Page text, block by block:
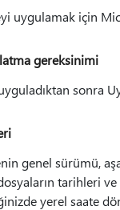
uygulamak için
gereksinimi
sonra
genel sürümü,
tarihleri
yerel saate